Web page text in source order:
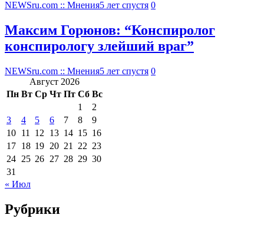
NEWSru.com :: Мнения5 лет спустя 0
Максим Горюнов: “Конспиролог
конспирологу злейший враг”
NEWSru.com :: Мнения5 лет спустя 0
Август 2026
Пн Вт Ср Чт Пт Сб Вс
1
2
3
4 5 6 7 8
9
10 11 12 13 14 15 16
17 18 19 20 21 22 23
24 25 26 27 28 29 30
31
« Июл
Рубрики